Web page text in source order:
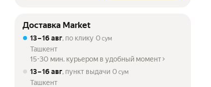
Доставка Market
13 – 16 авг, по клику 0 сум
Ташкент
15-30 мин. курьером в удобный момент
13 – 16 авг, пункт выдачи 0 сум
Ташкент